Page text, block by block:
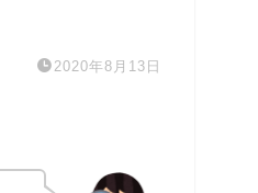
2020年8月13日